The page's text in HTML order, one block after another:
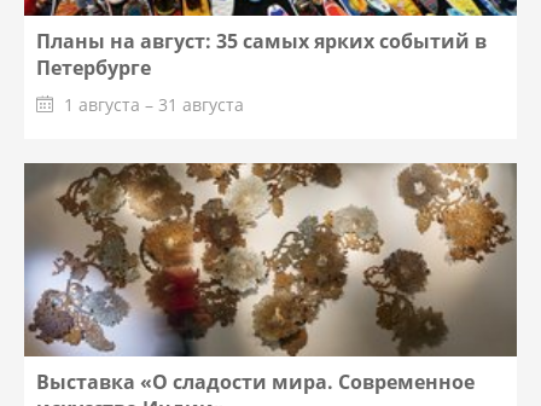
Планы на август: 35 самых ярких событий в
Петербурге
1 августа – 31 августа
Выставка «О сладости мира. Современное